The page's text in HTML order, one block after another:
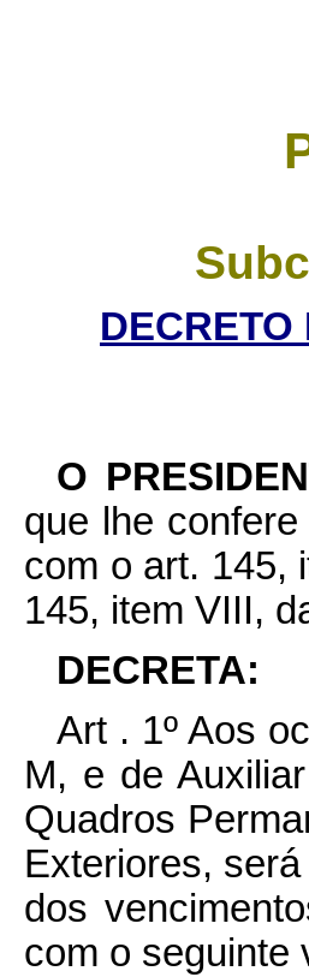
DECRETO
O
que lhe
com o art. 145,
145, item VIII,
DECRETA:
Art . 1º Aos
M, e de
Quadros
Exteriores,
dos
com o seguinte